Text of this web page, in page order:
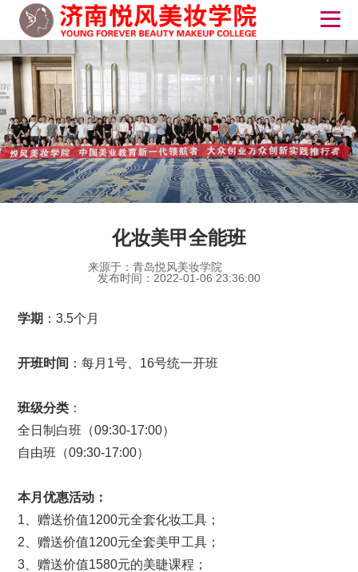
化妆美甲全能班
来源于：青岛悦风美妆学院
发布时间：2022-01-06 23:36:00
学期 ：3.5个月
开班时间 ：每月1号、16号统一开班
班级分类 ：
全日制白班（09:30-17:00）
自由班（09:30-17:00）
本月优惠活动：
1、赠送价值1200元全套化妆工具；
2、赠送价值1200元全套美甲工具；
3、赠送价值1580元的美睫课程；